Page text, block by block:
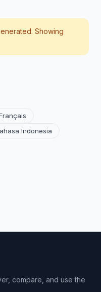
Showing
Indonesia
compare, and use the